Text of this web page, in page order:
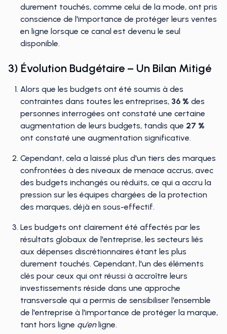
durement touchés, comme celui de la mode, ont pris
conscience de l'importance de protéger leurs ventes
en ligne lorsque ce canal est devenu le seul
disponible.
3) Évolution Budgétaire – Un Bilan Mitigé
Alors que les budgets ont été soumis à des
contraintes dans toutes les entreprises, 36 % des
personnes interrogées ont constaté une certaine
augmentation de leurs budgets, tandis que 27 %
ont constaté une augmentation significative.
Cependant, cela a laissé plus d'un tiers des marques
confrontées à des niveaux de menace accrus, avec
des budgets inchangés ou réduits, ce qui a accru la
pression sur les équipes chargées de la protection
des marques, déjà en sous-effectif.
Les budgets ont clairement été affectés par les
résultats globaux de l'entreprise, les secteurs liés
aux dépenses discrétionnaires étant les plus
durement touchés. Cependant, l'un des éléments
clés pour ceux qui ont réussi à accroître leurs
investissements réside dans une approche
transversale qui a permis de sensibiliser l'ensemble
de l'entreprise à l'importance de protéger la marque,
tant hors ligne qu'enligne.